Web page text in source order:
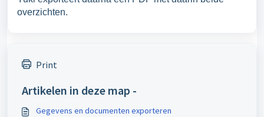
overzichten.
Print
Artikelen in deze map -
Gegevens en documenten exporteren